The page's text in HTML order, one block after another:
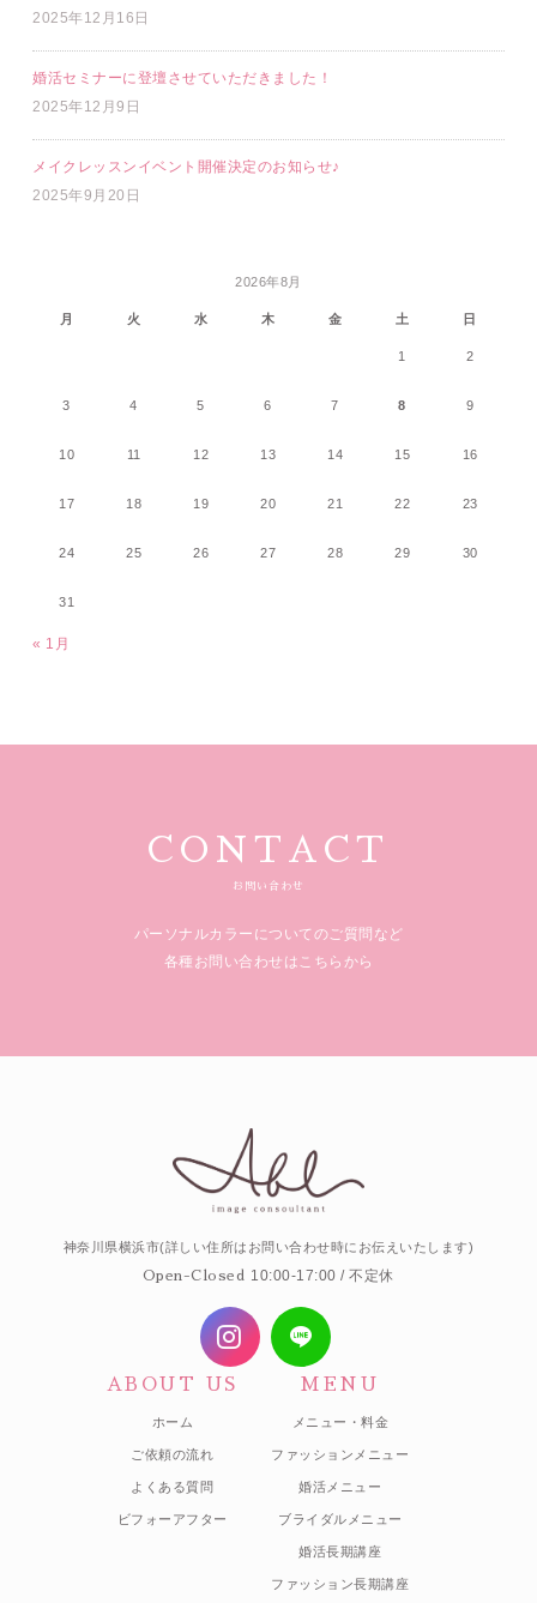
2025年12月16日
婚活セミナーに登壇させていただきました！
2025年12月9日
メイクレッスンイベント開催決定のお知らせ♪
2025年9月20日
2026年8月
月 火 水 木 金 土 日
1 2
3 4 5 6 7 8 9
10 11 12 13 14 15 16
17 18 19 20 21 22 23
24 25 26 27 28 29 30
31
« 1月
CONTACT
お問い合わせ
パーソナルカラーについてのご質問など
各種お問い合わせはこちらから
神奈川県横浜市(詳しい住所はお問い合わせ時にお伝えいたします)
Open-Closed
10:00-17:00 / 不定休
ABOUT US
ホーム
ご依頼の流れ
よくある質問
ビフォーアフター
MENU
メニュー・料金
ファッションメニュー
婚活メニュー
ブライダルメニュー
婚活長期講座
ファッション長期講座